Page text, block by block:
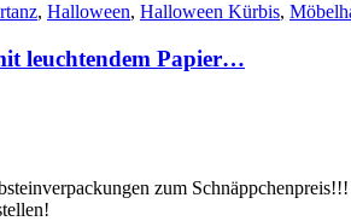
–
Kürbissen…“
, Halloween, Halloween Kürbis,
leuchtendem Papier…
zum